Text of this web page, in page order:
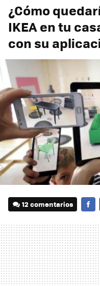
¿Cómo
IKEA en tu
con su
12 comentarios